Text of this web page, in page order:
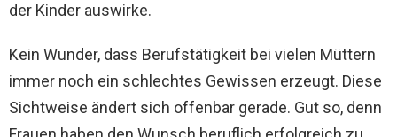
der Kinder auswirke.
Kein Wunder, dass Berufstätigkeit bei vielen Müttern
immer noch ein schlechtes Gewissen erzeugt. Diese
Sichtweise ändert sich offenbar gerade. Gut so, denn